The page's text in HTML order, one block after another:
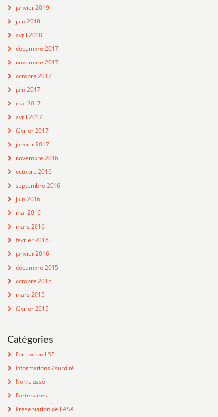
janvier 2019
juin 2018
avril 2018
décembre 2017
novembre 2017
octobre 2017
juin 2017
mai 2017
avril 2017
février 2017
janvier 2017
novembre 2016
octobre 2016
septembre 2016
juin 2016
mai 2016
mars 2016
février 2016
janvier 2016
décembre 2015
octobre 2015
mars 2015
février 2015
Catégories
Formation LSF
Informations / surdité
Non classé
Partenaires
Présentation de l'ASA